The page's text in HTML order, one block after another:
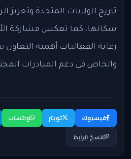
تاريخ الولايات المتحدة وتعزيز
سكانها. كما تعكس مشاركة
رعاية الفعاليات أهمية التعاون
والخاص في دعم المبادرات
فيسبوك تويتر واتساب
نسخ الرابط